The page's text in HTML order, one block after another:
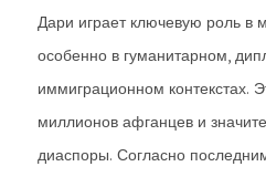
Дари играет ключевую роль
особенно в гуманитарном,
иммиграционном контекстах.
миллионов афганцев и
диаспоры. Согласно